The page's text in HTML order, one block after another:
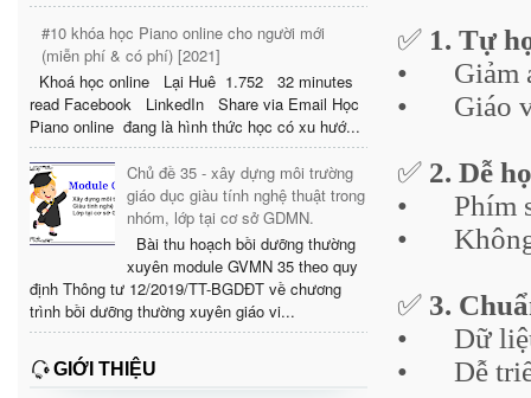
#10 khóa học Piano online cho người mới
(miễn phí & có phí) [2021]
Khoá học online Lại Huê 1.752 32 minutes
read Facebook LinkedIn Share via Email Học
Piano online đang là hình thức học có xu hướ...
Chủ đề 35 - xây dựng môi trường
giáo dục giàu tính nghệ thuật trong
nhóm, lớp tại cơ sở GDMN.
Bài thu hoạch bồi dưỡng thường
xuyên module GVMN 35 theo quy
định Thông tư 12/2019/TT-BGDĐT về chương
trình bồi dưỡng thường xuyên giáo vi...
GIỚI THIỆU
✅ 1. Tự
•
Giảm
•
Giáo
✅ 2. Dễ
•
Phím
•
✅ 3.
•
Dữ
•
Dễ